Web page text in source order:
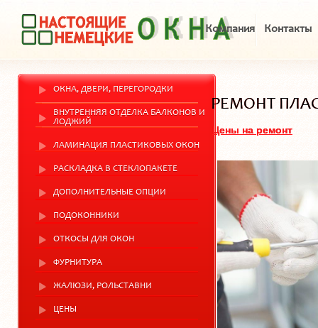
Компания Контакты
ОКНА, ДВЕРИ, ПЕРЕГОРОДКИ
ВНУТРЕННЯЯ ОТДЕЛКА БАЛКОНОВ И
ЛОДЖИЙ
ЛАМИНАЦИЯ ПЛАСТИКОВЫХ ОКОН
РАСКЛАДКА В СТЕКЛОПАКЕТЕ
ДОПОЛНИТЕЛЬНЫЕ ОПЦИИ
ПОДОКОННИКИ
ОТКОСЫ ДЛЯ ОКОН
ФУРНИТУРА
ЖАЛЮЗИ, РОЛЬСТАВНИ
ЦЕНЫ
РЕМОНТ
Цены на ремонт